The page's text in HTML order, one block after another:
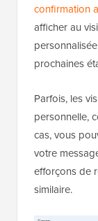
confirmation
afficher au
prochaines
Parfois, les
personnelle,
cas, vous
votre
efforçons de
similaire.